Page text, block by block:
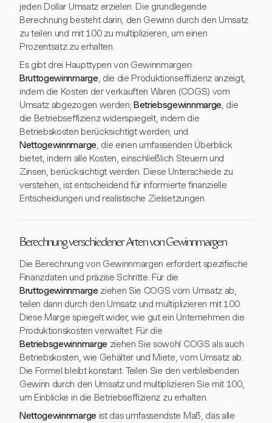
jeden Dollar Umsatz erzielen. Die grundlegende
Berechnung besteht darin, den Gewinn durch den Umsatz
zu teilen und mit 100 zu multiplizieren, um einen
Prozentsatz zu erhalten.
Es gibt drei Haupttypen von Gewinnmargen:
Bruttogewinnmarge, die die Produktionseffizienz anzeigt,
indem die Kosten der verkauften Waren (COGS) vom
Umsatz abgezogen werden; Betriebsgewinnmarge, die
die Betriebseffizienz widerspiegelt, indem die
Betriebskosten berücksichtigt werden; und
Nettogewinnmarge, die einen umfassenden Überblick
bietet, indem alle Kosten, einschließlich Steuern und
Zinsen, berücksichtigt werden. Diese Unterschiede zu
verstehen, ist entscheidend für informierte finanzielle
Entscheidungen und realistische Zielsetzungen.
Berechnung verschiedener Arten von Gewinnmargen
Die Berechnung von Gewinnmargen erfordert spezifische
Finanzdaten und präzise Schritte. Für die
Bruttogewinnmargeziehen Sie COGS vom Umsatz ab,
teilen dann durch den Umsatz und multiplizieren mit 100.
Diese Marge spiegelt wider, wie gut ein Unternehmen die
Produktionskosten verwaltet. Für die
Betriebsgewinnmargeziehen Sie sowohl COGS als auch
Betriebskosten, wie Gehälter und Miete, vom Umsatz ab.
Die Formel bleibt konstant: Teilen Sie den verbleibenden
Gewinn durch den Umsatz und multiplizieren Sie mit 100,
um Einblicke in die Betriebseffizienz zu erhalten.
Nettogewinnmargeist das umfassendste Maß, das alle